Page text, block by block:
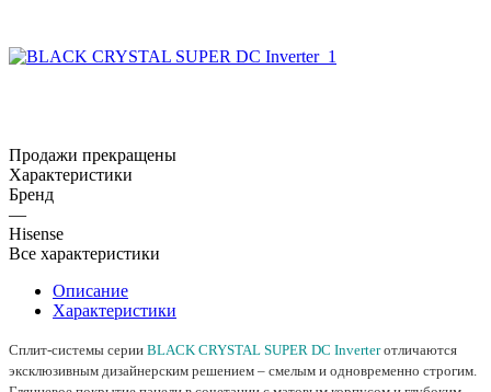
Продажи прекращены
Характеристики
Бренд
—
Hisense
Все характеристики
Описание
Характеристики
Сплит-системы серии BLACK CRYSTAL SUPER DC Inverterотличаются
эксклюзивным дизайнерским решением – смелым и одновременно строгим.